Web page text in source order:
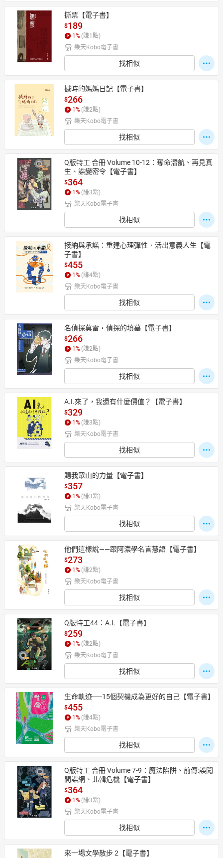
撕票【電子書】
$189
1 % (賺1 點)
樂天Kobo電子書
找相似
搣時的媽媽日記【電子書】
$266
1 % (賺2點)
樂天Kobo電子書
找相似
Q版特工 合冊 Volume 10-12：奪命潛航、再見真
生、諜變密令【電子書】
$364
1 % (賺3點)
樂天Kobo電子書
找相似
接納與承諾：重建心理彈性．活出意義人生【電
子書】
$455
1 % (賺4點)
樂天Kobo電子書
找相似
名偵探莫雷‧偵探的墳墓【電子書】
$266
1 % (賺2點)
樂天Kobo電子書
找相似
A.I.來了，我還有什麼價值？【電子書】
$329
1 % (賺3點)
樂天Kobo電子書
找相似
賜我眾山的力量【電子書】
$357
1 % (賺3點)
樂天Kobo電子書
找相似
他們這樣說——跟阿濃學名言慧語【電子書】
$273
1 % (賺2點)
樂天Kobo電子書
找相似
Q版特工44：A.I.【電子書】
$259
1 % (賺2點)
樂天Kobo電子書
找相似
生命軌迹──15個契機成為更好的自己【電子書】
$455
1 % (賺4點)
樂天Kobo電子書
找相似
Q版特工 合冊 Volume 7-9：魔法陷阱、前傳:誤闖
間諜網、北韓危機【電子書】
$364
1 % (賺3點)
樂天Kobo電子書
找相似
來一場文學散步 2【電子書】